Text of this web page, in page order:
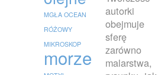
MGŁA OCEAN
RÓŻOWY
MIKROSKOP
morze
autorki
obejmuje
sferę
zarówno
malarstwa,